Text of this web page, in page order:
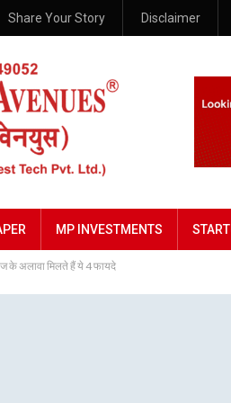
Share Your Story Disclaimer
MP INVESTMENTS
के अलावा मि‍लते हैं ये 4 फायदे